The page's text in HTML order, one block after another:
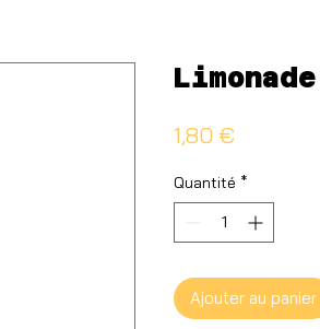
1,80 €
Quantité *
Ajouter au panier